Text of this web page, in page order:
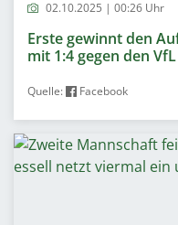
02.10.2025 | 00:26 Uhr
Erste gewinnt den
mit 1:4 gegen den
Quelle: Facebook